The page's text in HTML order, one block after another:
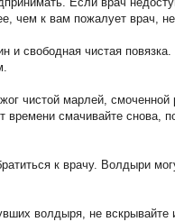
чем к вам пожалует врач,
свободная чистая повязка.
чистой марлей, смоченной
смачивайте снова,
к врачу. Волдыри
волдыря, не вскрывайте